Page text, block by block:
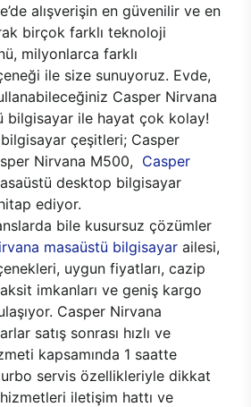
alışverişin en güvenilir ve en
birçok farklı teknoloji
milyonlarca farklı
ile size sunuyoruz. Evde,
Casper Nirvana
bilgisayar ile hayat çok kolay!
çeşitleri; Casper
Nirvana M500, Casper
desktop bilgisayar
ediyor.
bile kusursuz çözümler
masaüstü bilgisayar ailesi,
uygun fiyatları, cazip
imkanları ve geniş kargo
Casper Nirvana
satış sonrası hızlı ve
kapsamında 1 saatte
servis özellikleriyle dikkat
iletişim hattı ve